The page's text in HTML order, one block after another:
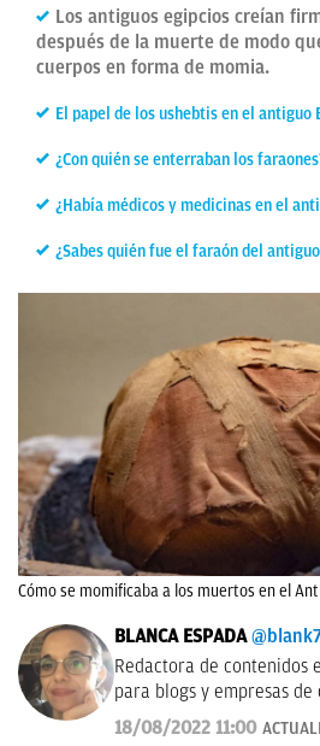
Los antiguos egipcios creían
después de la muerte de modo
cuerpos en forma de momia.
El papel de los ushebtis en el antiguo
¿Con quién se enterraban los
¿Había médicos y medicinas en el
¿Sabes quién fue el faraón del
Cómo se momificaba a los muertos en el
BLANCA ESPADA
Redactora de contenidos
para blogs y empresas
desde 2007.
18/08/2022 11:00